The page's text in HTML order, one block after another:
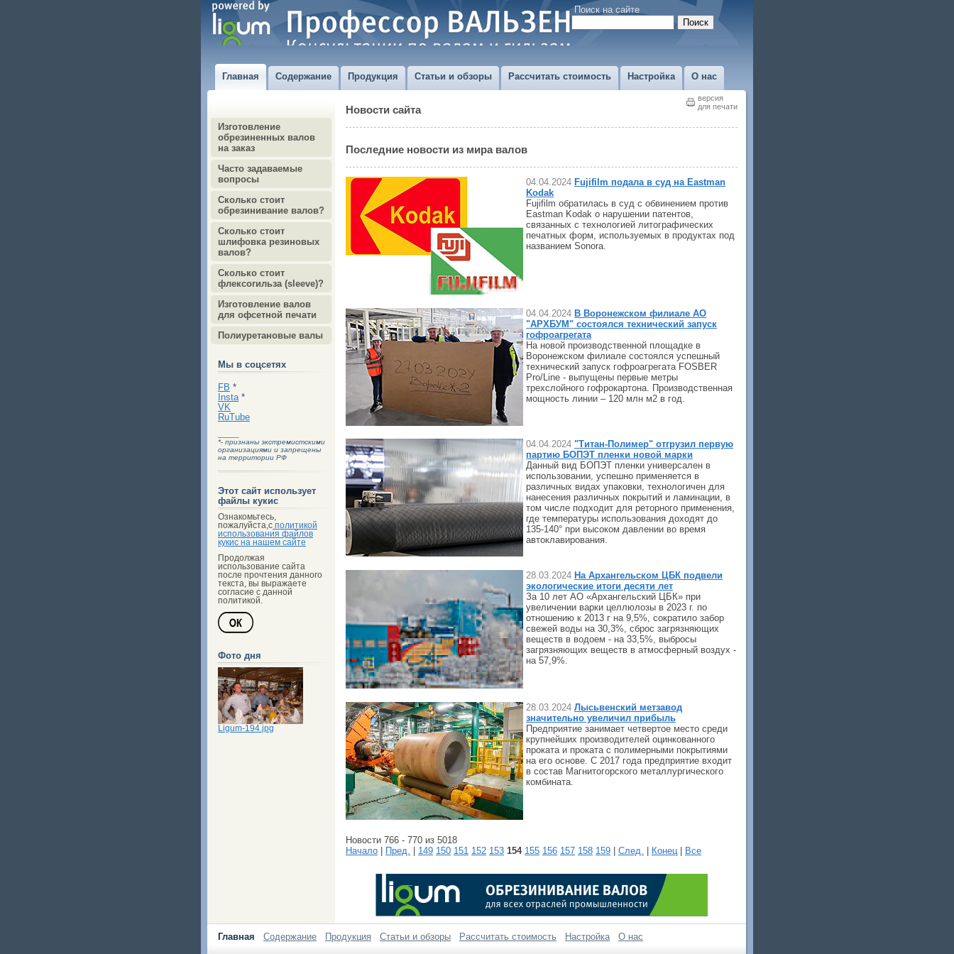
Поиск на сайте
Главная Содержание Продукция Статьи и обзоры Рассчитать стоимость Настройка О нас
Изготовление
обрезиненных валов
на заказ
Часто задаваемые
вопросы
Сколько стоит
обрезинивание валов?
Сколько стоит
шлифовка резиновых
валов?
Сколько стоит
флексогильза (sleeve)?
Изготовление валов
для офсетной печати
Полиуретановые валы
Мы в соцсетях
FB *
Insta *
VK
RuTube
*- признаны экстремистскими
организациями и запрещены
на территории РФ
Этот сайт использует
файлы кукис
Ознакомьтесь,
пожалуйста,с политикой
использования файлов
кукис на нашем сайте
Продолжая
использование сайта
после прочтения данного
текста, вы выражаете
согласие с данной
политикой.
Фото дня
Ligum-194.jpg
версия
для печати
Новости сайта
Последние новости из мира валов
04.04.2024 Fujifilm подала в суд на Eastman
Kodak
Fujifilm обратилась в суд с обвинением против
Eastman Kodak о нарушении патентов,
связанных с технологией литографических
печатных форм, используемых в продуктах под
названием Sonora.
04.04.2024 В Воронежском филиале АО
"АРХБУМ" состоялся технический запуск
гофроагрегата
На новой производственной площадке в
Воронежском филиале состоялся успешный
технический запуск гофроагрегата FOSBER
Pro/Line - выпущены первые метры
трехслойного гофрокартона. Производственная
мощность линии – 120 млн м2 в год.
04.04.2024 "Титан-Полимер" отгрузил первую
партию БОПЭТ пленки новой марки
Данный вид БОПЭТ пленки универсален в
использовании, успешно применяется в
различных видах упаковки, технологичен для
нанесения различных покрытий и ламинации, в
том числе подходит для реторного применения,
где температуры использования доходят до
135-140° при высоком давлении во время
автоклавирования.
28.03.2024 На Архангельском ЦБК подвели
экологические итоги десяти лет
За 10 лет АО «Архангельский ЦБК» при
увеличении варки целлюлозы в 2023 г. по
отношению к 2013 г на 9,5%, сократило забор
свежей воды на 30,3%, сброс загрязняющих
веществ в водоем - на 33,5%, выбросы
загрязняющих веществ в атмосферный воздух -
на 57,9%.
28.03.2024 Лысьвенский метзавод
значительно увеличил прибыль
Предприятие занимает четвертое место среди
крупнейших производителей оцинкованного
проката и проката с полимерными покрытиями
на его основе. С 2017 года предприятие входит
в состав Магнитогорского металлургического
комбината.
Новости 766 - 770 из 5018
Начало
Пред. 149 150 151 152 153 154 155 156 157 158 159 След. Конец Все
Главная Содержание Продукция Статьи и обзоры Рассчитать стоимость Настройка О нас